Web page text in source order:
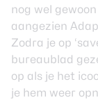
nog wel
aangezien
Zodra je op
bureaublad
op als je het
je hem weer